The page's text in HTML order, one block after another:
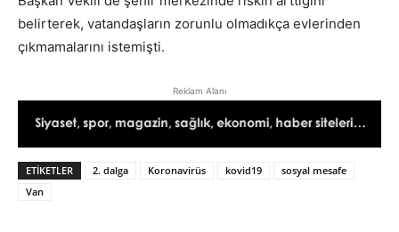
belirterek, vatandaşların zorunlu olmadıkça evlerinden
çıkmamalarını istemişti.
Reklam Alanı
ETIKETLER 2. dalga Koronavirüs kovid19
sosyal mesafe
Van